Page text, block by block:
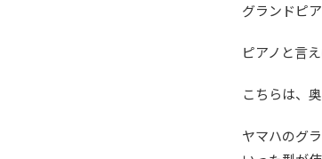
グランドピ
ピアノと言
こちらは、
ヤマハのグ